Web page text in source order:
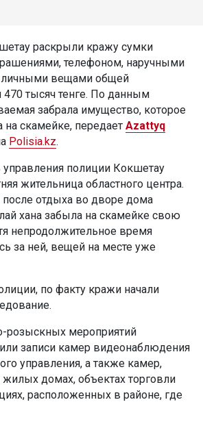
раскрыли кражу сумки
телефоном, наручными
личными вещами общей
тысяч тенге. По данным
забрала имущество, которое
скамейке, передает Azattyq
Polisia.kz.
полиции Кокшетау
жительница областного центра.
после отдыха во дворе дома
хана забыла на скамейке свою
непродолжительное время
за ней, вещей на месте уже
по факту кражи начали
розыскных мероприятий
записи камер видеонаблюдения
управления, а также камер,
домах, объектах торговли
расположенных в районе, где